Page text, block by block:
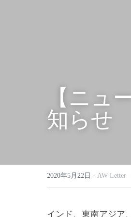
【ニュ
知らせ
2020年5月22日 · AW Letter
インド、東南アジア